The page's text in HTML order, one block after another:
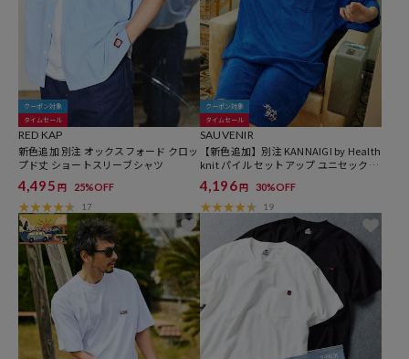
クーポン対象
タイムセール
RED KAP
新色追加 別注 オックスフォード クロッ
プド丈 ショートスリーブシャツ
4,495 円 25%OFF
17
クーポン対象
タイムセール
SAUVENIR
【新色追加】別注 KANNAIGI by Health
knit パイル セットアップ ユニセックス
対応
4,196円 30%OFF
19